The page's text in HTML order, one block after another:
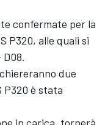
confermate per la
P320, alle quali si
due
è stata